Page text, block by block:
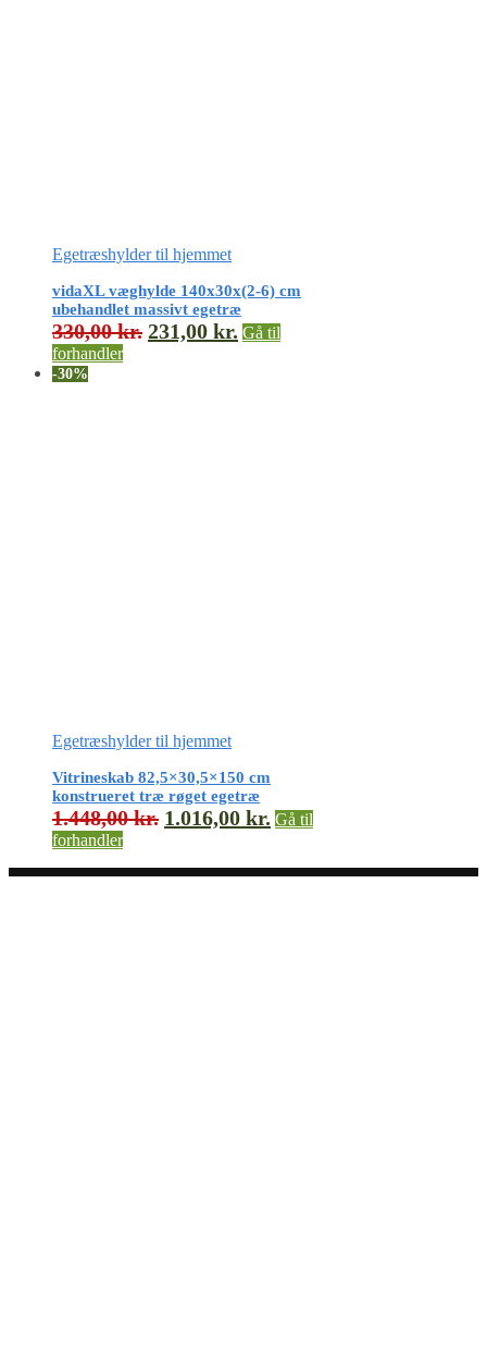
Egetræshylder til hjemmet
vidaXL væghylde 140x30x(2-6) cm
ubehandlet massivt egetræ
330,00kr. 231,00 kr. Gå til
forhandler
-30%
Egetræshylder til hjemmet
Vitrineskab 82,5×30,5×150 cm
konstrueret træ røget egetræ
1.448,00kr. 1.016,00 kr. Gå til
forhandler